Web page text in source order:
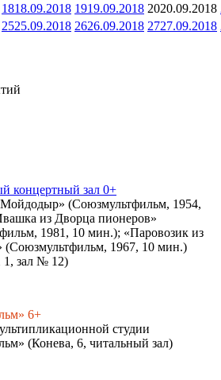
1818.09.2018 1919.09.2018 2020.09.2018
2525.09.2018 2626.09.2018 2727.09.2018
концертный зал 0+
(Союзмультфильм, 1954,
из Дворца пионеров»
1981, 10 мин.); «Паровозик из
(Союзмультфильм, 1967, 10 мин.)
1, зал № 12)
6+
студии
(Конева, 6, читальный зал)